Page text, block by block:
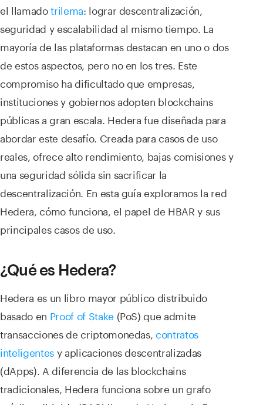
el llamadotrilema: lograr descentralización,
seguridad y escalabilidad al mismo tiempo. La
mayoría de las plataformas destacan en uno o dos
de estos aspectos, pero no en los tres. Este
compromiso ha dificultado que empresas,
instituciones y gobiernos adopten blockchains
públicas a gran escala. Hedera fue diseñada para
abordar este desafío. Creada para casos de uso
reales, ofrece alto rendimiento, bajas comisiones y
una seguridad sólida sin sacrificar la
descentralización. En esta guía exploramos la red
Hedera, cómo funciona, el papel de HBAR y sus
principales casos de uso.
¿Qué es Hedera?
Hedera es un libro mayor público distribuido
basado en Proof of Stake (PoS) que admite
transacciones de criptomonedas,contratos
inteligentesy aplicaciones descentralizadas
(dApps). A diferencia de las blockchains
tradicionales, Hedera funciona sobre un grafo